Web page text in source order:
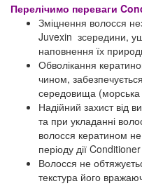
Перелічимо переваги
Зміцнення волосся
Juvexin зсередини,
наповнення їх
Обволікання
чином,
середовища
Надійний захист від
та при укладанні
волосся кератином
періоду дії
Волосся не
текстура його